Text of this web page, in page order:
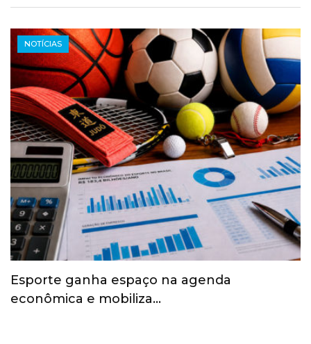
NOTÍCIAS
Esporte ganha espaço na agenda
econômica e mobiliza…